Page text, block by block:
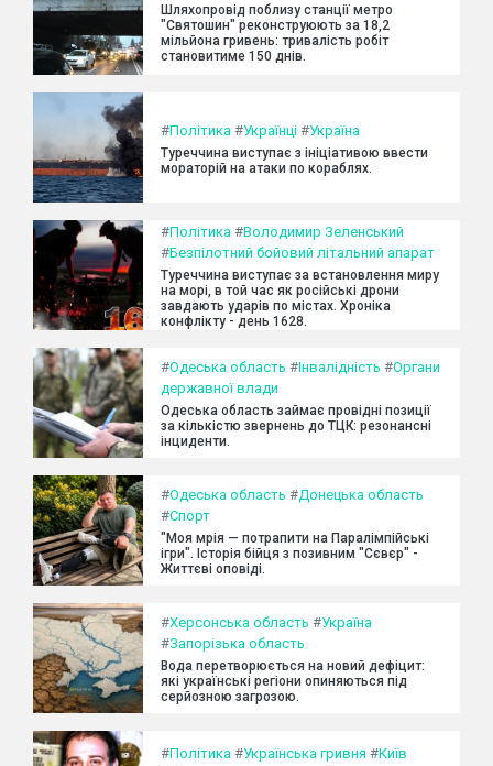
Шляхопровід поблизу станції метро
"Святошин" реконструюють за 18,2
мільйона гривень: тривалість робіт
становитиме 150 днів.
#Політика #Українці #Україна
Туреччина виступає з ініціативою ввести
мораторій на атаки по кораблях.
#Політика #Володимир Зеленський
#Безпілотний бойовий літальний апарат
Туреччина виступає за встановлення миру
на морі, в той час як російські дрони
завдають ударів по містах. Хроніка
конфлікту - день 1628.
#Одеська область #Інвалідність #Органи
державної влади
Одеська область займає провідні позиції
за кількістю звернень до ТЦК: резонансні
інциденти.
#Одеська область #Донецька область
#Спорт
"Моя мрія — потрапити на Паралімпійські
ігри". Історія бійця з позивним "Сєвєр" -
Життєві оповіді.
#Херсонська область #Україна
#Запорізька область
Вода перетворюється на новий дефіцит:
які українські регіони опиняються під
серйозною загрозою.
#Політика #Українська гривня #Київ